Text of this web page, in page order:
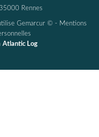
Rennes
Gemarcur © - Mentions
Atlantic Log